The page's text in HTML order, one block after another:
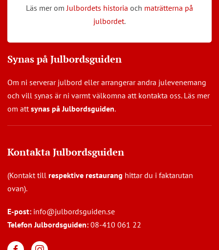
Läs mer om Julbordets historia och maträtterna på
julbordet.
Synas på Julbordsguiden
Om ni serverar julbord eller arrangerar andra julevenemang
och vill synas är ni varmt välkomna att kontakta oss. Läs mer
om att synas på Julbordsguiden.
Kontakta Julbordsguiden
(Kontakt till respektive restaurang hittar du i faktarutan
ovan).
E-post: info@julbordsguiden.se
Telefon Julbordsguiden: 08-410 061 22